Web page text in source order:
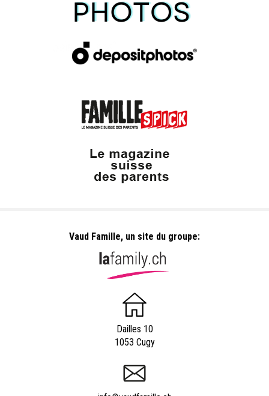
Vaud Famille, un site du groupe:
Dailles 10
1053 Cugy